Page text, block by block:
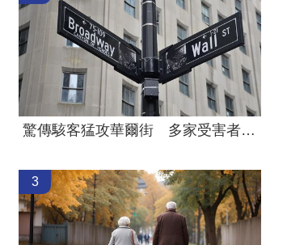
驚傳駭客猛攻華爾街 多家受害者已吐贖金
3